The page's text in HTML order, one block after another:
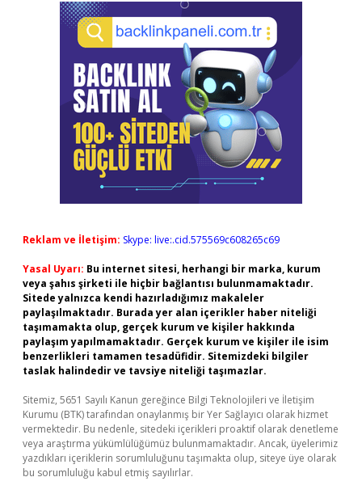
Reklam ve İletişim: Skype: live:.cid.575569c608265c69
Yasal Uyarı: Bu internet sitesi, herhangi bir marka, kurum
veya şahıs şirketi ile hiçbir bağlantısı bulunmamaktadır.
Sitede yalnızca kendi hazırladığımız makaleler
paylaşılmaktadır. Burada yer alan içerikler haber niteliği
taşımamakta olup, gerçek kurum ve kişiler hakkında
paylaşım yapılmamaktadır. Gerçek kurum ve kişiler ile isim
benzerlikleri tamamen tesadüfidir. Sitemizdeki bilgiler
taslak halindedir ve tavsiye niteliği taşımazlar.
Sitemiz, 5651 Sayılı Kanun gereğince Bilgi Teknolojileri ve İletişim
Kurumu (BTK) tarafından onaylanmış bir Yer Sağlayıcı olarak hizmet
vermektedir. Bu nedenle, sitedeki içerikleri proaktif olarak denetleme
veya araştırma yükümlülüğümüz bulunmamaktadır. Ancak, üyelerimiz
yazdıkları içeriklerin sorumluluğunu taşımakta olup, siteye üye olarak
bu sorumluluğu kabul etmiş sayılırlar.